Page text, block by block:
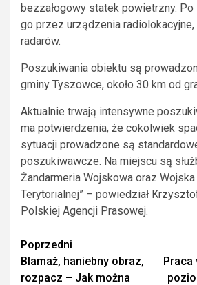
bezzałogowy statek powietrzny.
go przez urządzenia radiolokacyjne,
radarów.
Poszukiwania obiektu są
gminy Tyszowce, około 30 km od
Aktualnie trwają intensywne
ma potwierdzenia, że cokolwiek
sytuacji prowadzone są
poszukiwawcze. Na miejscu są
Żandarmeria Wojskowa oraz
Terytorialnej” – powiedział
Polskiej Agencji Prasowej.
Zobacz
wpisy
Poprzedni
Blamaż, haniebny obraz,
rozpacz – Jak można
Praca